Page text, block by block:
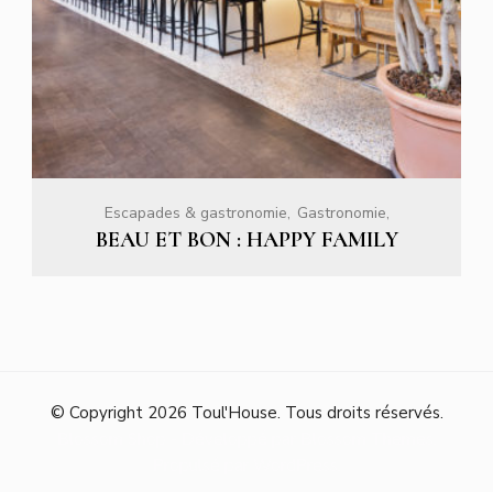
Escapades & gastronomie Gastronomie
BEAU ET BON : HAPPY FAMILY
© Copyright 2026 Toul'House. Tous droits réservés.